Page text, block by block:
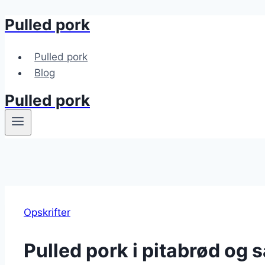
Fortsæt
indhold
Pulled pork
Pulled pork
Blog
Pulled pork
Opskrifter
Pulled pork i pitabrød og